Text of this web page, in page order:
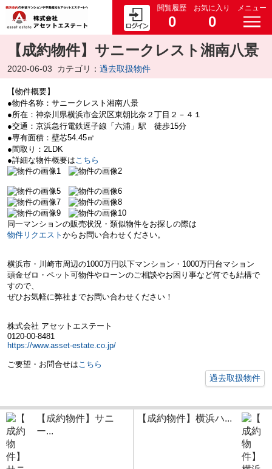
閲覧履歴
0
お気に入り
0
メニュー
【成約物件】サニークレスト湘南八景
2020-06-03 カテゴリ： 過去取扱物件
【物件概要】
●物件名称：サニークレスト湘南八景
●所在：神奈川県横浜市金沢区東朝比奈２丁目２－４１
●交通：京浜急行電鉄逗子線「六浦」駅 徒歩15分
●専有面積：壁芯54.45㎡
●間取り：2LDK
●詳細な物件概要はこちら
同一マンションの販売状況・類似物件をお探しの際は
物件リクエスト からお問い合わせください。
横浜市・川崎市周辺の1000万円以下マンション・ 1000万円台マション
頭金ゼロ・ペット可物件やローンのご相談やお困り事など何でも結構で
すので、
ぜひお気軽に弊社までお問い合わせください！
株式会社 アセットエステート
0120-00-8481
https://www.asset-estate.co.jp/
ご要望・お問合せはこちら
過去取扱物件
【成約物件】サニ
ー...
【成約物件】横浜ハ...